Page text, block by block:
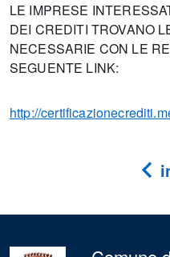
LE IMPRESE
DEI CREDITI TROVANO
NECESSARIE CON LE
SEGUENTE LINK:
http://